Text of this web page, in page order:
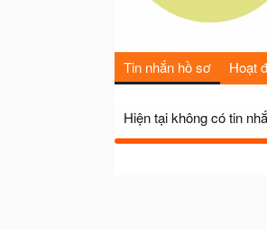
Tin nhắn hồ sơ Hoạt
Hiện tại không có tin